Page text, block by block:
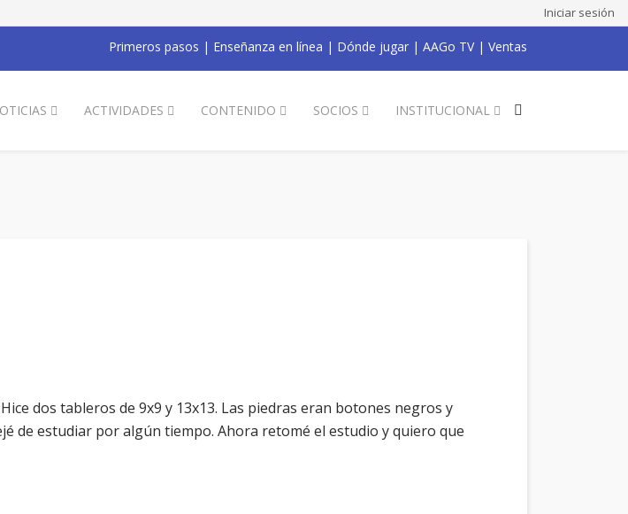
Iniciar sesión
Primeros pasos | Enseñanza en línea | Dónde jugar | AAGo TV| Ventas
ACTIVIDADES CONTENIDO SOCIOS INSTITUCIONAL
dos tableros de 9x9 y 13x13. Las piedras eran botones negros y
de estudiar por algún tiempo. Ahora retomé el estudio y quiero que